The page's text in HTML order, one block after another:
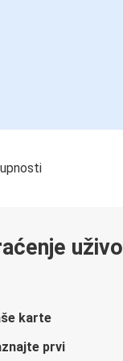
uživo
karte
prvi